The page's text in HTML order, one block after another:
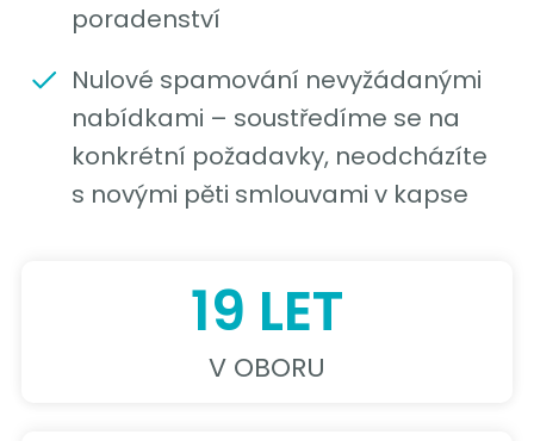
poradenství
Nulové spamování nevyžádanými
nabídkami – soustředíme se na
konkrétní požadavky, neodcházíte
s novými pěti smlouvami v kapse
19 LET
V OBORU